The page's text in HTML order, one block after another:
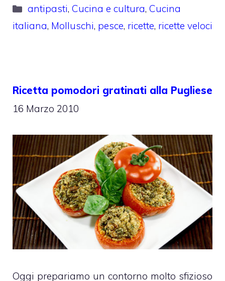
Categorie
antipasti,Cucina e cultura,Cucina
italiana, Molluschi, pesce, ricette, ricette veloci
Ricetta pomodori gratinati alla Pugliese
16 Marzo 2010
Oggi prepariamo un contorno molto sfizioso